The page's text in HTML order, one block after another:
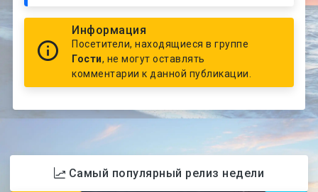
Информация
Посетители, находящиеся в группе
Гости, не могут оставлять
комментарии к данной публикации.
Самый популярный релиз недели